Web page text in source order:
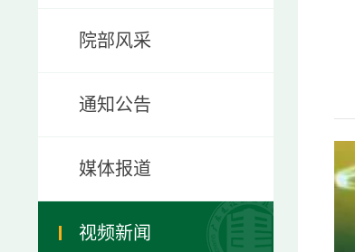
院部风采
通知公告
媒体报道
视频新闻